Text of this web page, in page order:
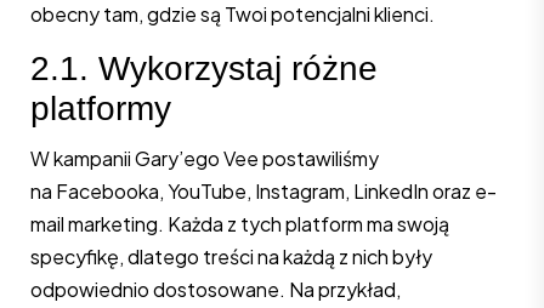
obecny tam, gdzie są Twoi potencjalni klienci.
2.1. Wykorzystaj różne
platformy
W kampanii Gary’ego Vee postawiliśmy
na Facebooka, YouTube, Instagram, LinkedIn oraz e-
mail marketing. Każda z tych platform ma swoją
specyfikę, dlatego treści na każdą z nich były
odpowiednio dostosowane. Na przykład,